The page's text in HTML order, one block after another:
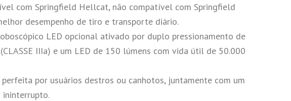
com Springfield Hellcat, não compatível com Springfield
desempenho de tiro e transporte diário.
LED opcional ativado por duplo pressionamento de
IIIa) e um LED de 150 lúmens com vida útil de 50.000
por usuários destros ou canhotos, juntamente com um
ininterrupto.